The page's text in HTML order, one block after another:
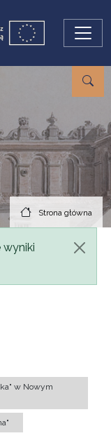
Strona główna
w Nowym